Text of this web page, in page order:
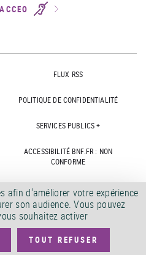
FLUX RSS
POLITIQUE DE CONFIDENTIALITÉ
SERVICES PUBLICS +
ACCESSIBILITÉ BNF.FR : NON
CONFORME
OFFRES D'EMPLOI
CRÉDITS
afin d'améliorer votre expérience
son audience. Vous pouvez
souhaitez activer
TOUT REFUSER